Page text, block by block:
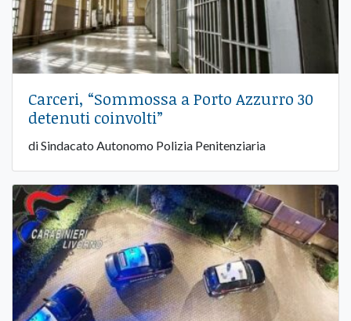
Carceri, “Sommossa a Porto Azzurro 30
detenuti coinvolti”
di Sindacato Autonomo Polizia Penitenziaria